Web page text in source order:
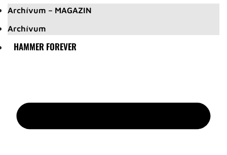
Archívum – MAGAZIN
Archívum
HAMMER FOREVER